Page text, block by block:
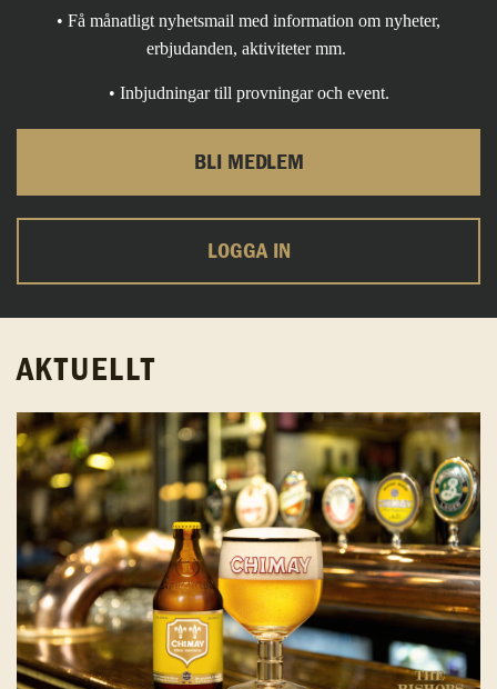
• Få månatligt nyhetsmail med information om nyheter,
erbjudanden, aktiviteter mm.
• Inbjudningar till provningar och event.
BLI MEDLEM
LOGGA IN
AKTUELLT